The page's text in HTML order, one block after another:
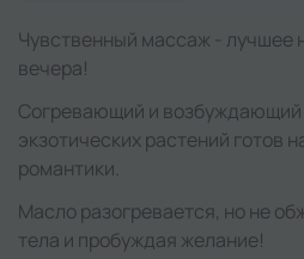
Чувственный массаж - лучшее
вечера!
Согревающий и возбуждающий
экзотических растений готов
романтики.
Масло разогревается, но не
тела и пробуждая желание!